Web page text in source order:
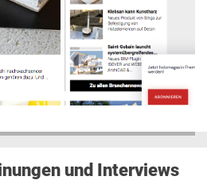
und Interviews